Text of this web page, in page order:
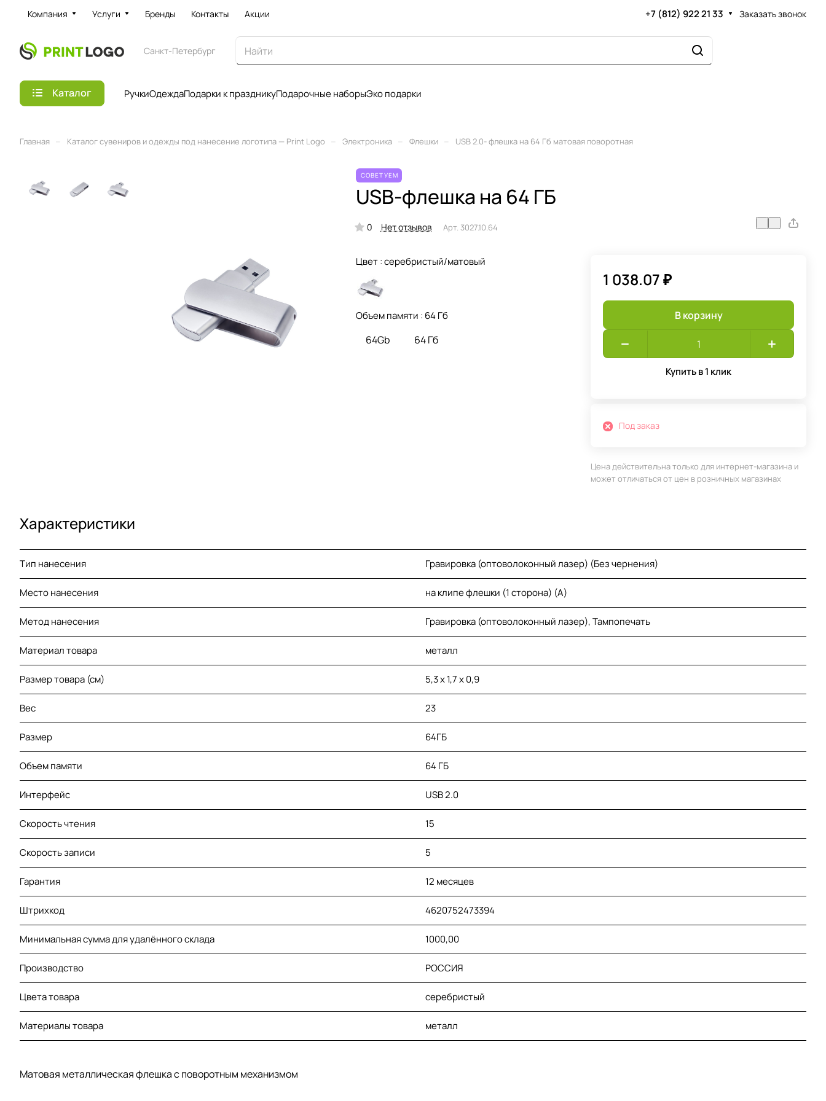
Компания Услуги Бренды Контакты Акции +7 (812) 922 21 33 Заказать звонок
Санкт-Петербург
Каталог РучкиОдеждаПодарки к праздникуПодарочные наборыЭко подарки
Главная Каталог сувениров и одежды под нанесение логотипа — Print Logo Электроника Флешки USB 2.0- флешка на 64 Гб матовая поворотная
СОВЕТУЕМ
USB-флешка на 64 ГБ
0 Нет отзывов Арт. 3027.10.64
Цвет :серебристый/матовый
Объем памяти : 64 Гб
64Gb 64 Гб
1 038.07 ₽
В корзину
Купить в 1 клик
Под заказ
Цена действительна только для интернет-магазина и
может отличаться от цен в розничных магазинах
Характеристики
Тип нанесения Гравировка (оптоволоконный лазер) (Без чернения)
Место нанесения на клипе флешки (1 сторона) (A)
Метод нанесения Гравировка (оптоволоконный лазер), Тампопечать
Материал товара металл
Размер товара (см) 5,3 х 1,7 х 0,9
Вес 23
Размер 64ГБ
Объем памяти 64 ГБ
Интерфейс USB 2.0
Скорость чтения 15
Скорость записи 5
Гарантия 12 месяцев
Штрихкод 4620752473394
Минимальная сумма для удалённого склада 1000,00
Производство РОССИЯ
Цвета товара серебристый
Материалы товара металл
Матовая металлическая флешка с поворотным механизмом